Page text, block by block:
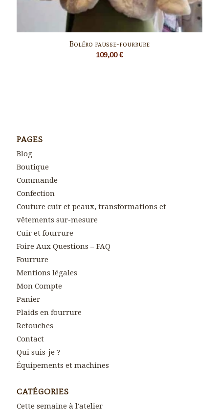
Boléro fausse-fourrure
109,00€
PAGES
Blog
Boutique
Commande
Confection
Couture cuir et peaux, transformations et
vêtements sur-mesure
Cuir et fourrure
Foire Aux Questions – FAQ
Fourrure
Mentions légales
Mon Compte
Panier
Plaids en fourrure
Retouches
Contact
Qui suis-je ?
Équipements et machines
CATÉGORIES
Cette semaine à l'atelier